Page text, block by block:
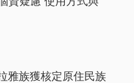
雅族獲核定原住民族